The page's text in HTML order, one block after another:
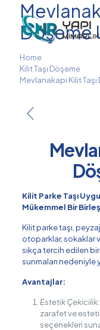
Döşeme
Home
Kilit Taşı Döşeme
Mevlanakapı Kilit
Kilit Parke Taşı
Mükemmel Bir
Kilit parke taşı,
otoparklar, sokaklar
sıkça tercih edilen
sunmaları nedeniyle
Avantajlar:
Estetik Çekicilik
zarafet ve
seçenekleri